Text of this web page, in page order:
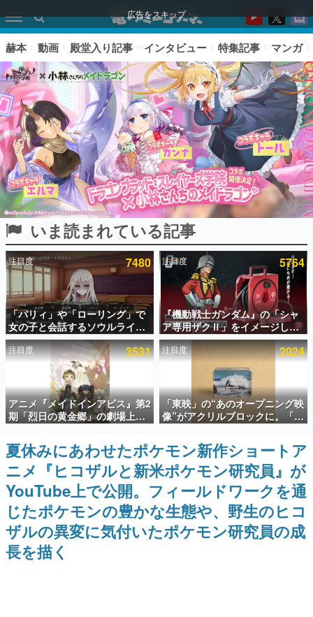
広告をスキップ
ピックアップ
電ファミのいま読まれている記事ランキング
アプリセール情報
インタビュー
連載・特集一覧
殿堂入り記事
SNS拡散数が数千以上！ ページビュー数万以上！ などな
ど。多くの人々に読まれた、電ファミ渾身の“殿堂入り”記
事をまとめました。
ゲームの企画書
名作ゲームクリエイターの方々に製作時のエピソードをお
聞きし、ヒットする企画（ゲーム）とは何か？を探ってい
きます。
赫本
この物語を解いてはいけない。『赫本』は、〈試験問題〉
の形をした短編ホラー小説集です。
赫本 動画 殿堂入り記事 インタビュー 特集記事 マンガ
いま読まれている記事
注目度 7480
「パリィ」や「ローリング」で
女の子と会話するソウルライク
恋愛ゲーム『小早川さんはソウ
ルライク』無料公開。返事に失
敗すると「YOU DIED」
注目度 5764
『機動戦士ガンダム』の「シャ
ア専用ザクⅡ」をイメージした
散水ホースリールが予約開始。
本体にはシャアのパーソナルマ
ークやジオン公国軍のエンブレ
ム、型式番号などを配置
注目度 3531
アニメ『メイドインアビス』第2
期「烈日の黄金郷」の劇場上映
が決定！レグ役・伊瀬茉莉也さ
んらが登壇する舞台挨拶も実施
注目度 2024
「東映」の“あのオープニング映
像”がアクリルブロックに。「東
映ヒストリカル グッズコレクシ
ョン」が8月下旬より発売
夏休みにあわせたポケモン新作ショートア
ニメ『ヒコザルと新米ポケモン研究員』が
YouTube上で公開。フィールドワークを通
じたポケモンの豊かな生態や、野生のヒコ
ザルの異変に気付いたポケモン研究員の成
長を描く